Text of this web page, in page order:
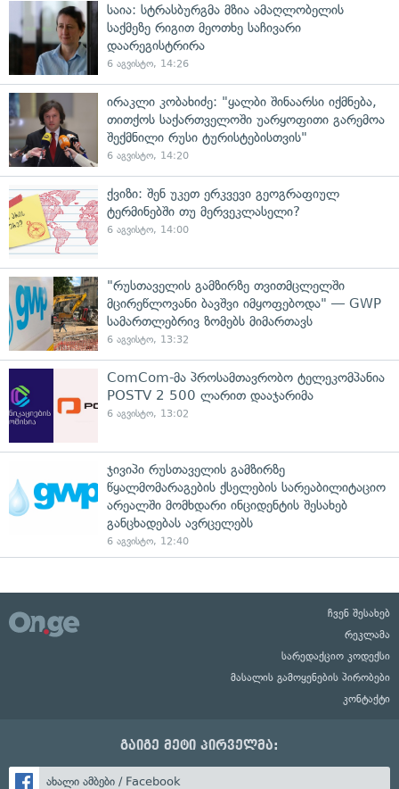
საია: სტრასბურგმა მზია ამაღლობელის
საქმეზე რიგით მეოთხე საჩივარი
დაარეგისტრირა
6 აგვისტო, 14:26
ირაკლი კობახიძე: "ყალბი შინაარსი იქმნება,
თითქოს საქართველოში უარყოფითი გარემოა
შექმნილი რუსი ტურისტებისთვის"
6 აგვისტო, 14:20
ქვიზი: შენ უკეთ ერკვევი გეოგრაფიულ
ტერმინებში თუ მერვეკლასელი?
6 აგვისტო, 14:00
"რუსთაველის გამზირზე თვითმცლელში
მცირეწლოვანი ბავშვი იმყოფებოდა" — GWP
სამართლებრივ ზომებს მიმართავს
6 აგვისტო, 13:32
ComCom-მა პროსამთავრობო ტელეკომპანია
POSTV 2 500 ლარით დააჯარიმა
6 აგვისტო, 13:02
ჯივიპი რუსთაველის გამზირზე
წყალმომარაგების ქსელების სარეაბილიტაციო
არეალში მომხდარი ინციდენტის შესახებ
განცხადებას ავრცელებს
6 აგვისტო, 12:40
ჩვენ შესახებ
რეკლამა
სარედაქციო კოდექსი
მასალის გამოყენების პირობები
კონტაქტი
გაიგე მეტი პირველმა:
ახალი ამბები / Facebook